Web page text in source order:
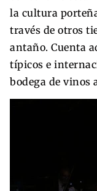
la cultura
través de otros
antaño. Cuenta
típicos e
bodega de vinos